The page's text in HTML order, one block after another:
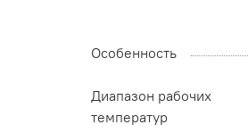
Особенность
Диапазон рабочих
температур